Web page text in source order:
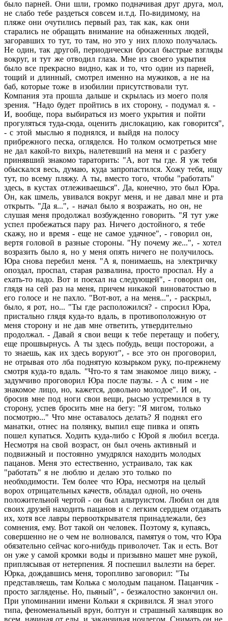
было парней. Они шли, громко подначивая друг друга, мол,
не слабо тебе раздеться совсем и.т.д. По-видимому, на
пляже они очутились первый раз, так как, как они
старались не обращать внимание на обнаженных людей,
загоравших то тут, то там, но это у них плохо получалась.
Не один, так другой, периодически бросал быстрые взгляды
вокруг, и тут же отводил глаза. Мне из своего укрытия
было все прекрасно видно, как и то, что один из парней,
тощий и длинный, смотрел именно на мужиков, а не на
баб, которые тоже в изобилии присутствовали тут.
Компания эта прошла дальше и скрылась из моего поля
зрения. "Надо будет пройтись в их сторону, - подумал я. -
И, вообще, пора выбираться из моего укрытия и пойти
прогуляться туда-сюда, оценить дислокацию, как говорится",
- с этой мыслью я поднялся, и выйдя на полосу
прибрежного песка, огляделся. Но толком осмотреться мне
не дал какой-то вихрь, налетевший на меня и с разбегу
принявший знакомо тараторить: "А, вот ты где. Я уж тебя
обыскался весь, думаю, куда запропастился. Хожу тебя, ищу
тут, по всему пляжу. А ты, вместо того, чтобы "работать"
здесь, в кустах отлеживаешься". Да, конечно, это был Юра.
Он, как шмель, увивался вокруг меня, и не давал мне и рта
открыть. "Да я...", - начал было я возражать, но он, не
слушая меня продолжал возбужденно говорить. "Я тут уже
успел пробежаться пару раз. Ничего достойного, я тебе
скажу, но и время - еще не самое удачное", - говорил он,
вертя головой в разные стороны. "Ну почему же...", - хотел
возразить было я, но у меня опять ничего не получилось.
Юра снова перебил меня. "А я, понимаешь, на электричку
опоздал, проспал, старая развалина, просто проспал. Ну а
ехать-то надо. Вот и поехал на следующей", - говорил он,
глядя на сей раз на меня, причем никакой виноватостью в
его голосе и не пахло. "Вот-вот, а на меня...", - раскрыл,
было, я рот, но... "Ты где расположился? - спросил Юра,
пристально глядя куда-то вдаль, в противоположную от
меня сторону и не дав мне ответить, утвердительно
продолжал. - Давай я свои вещи к тебе перетащу и побегу,
еще прошвырнусь. А ты здесь побудь, вещи посторожи, а
то знаешь, как их здесь воруют", - все это он проговорил,
не отрывая ото лба поднятую козырьком руку, по-прежнему
смотря куда-то вдаль. "Что-то я там знакомое лицо вижу, -
задумчиво проговорил Юра после паузы. - А с ним - не
знакомое лицо, но, кажется, довольно молодое". И он,
бросив мне под ноги свои вещи, рысью устремился в ту
сторону, успев бросить мне на бегу: "Я мигом, только
посмотрю..." Что мне оставалось делать? Я поднял его
манатки, отнес на полянку, выпил еще пивка и опять
пошел купаться. Ходить куда-либо с Юрой я любил всегда.
Несмотря на свой возраст, он был очень активный и
подвижный и постоянно умудрялся находить молодых
пацанов. Меня это естественно, устраивало, так как
"работать" я не люблю и делаю это только по
необходимости. Тем более что Юра, несмотря на целый
ворох отрицательных качеств, обладал одной, но очень
положительной чертой - он был альтруистом. Любил он для
своих друзей находить пацанов и с легким сердцем отдавать
их, хотя все лавры первооткрывателя принадлежали, без
сомнения, ему. Вот такой он человек. Поэтому я, купаясь,
совершенно не о чем не волновался, памятуя о том, что Юра
обязательно сейчас кого-нибудь приволочет. Так и есть. Вот
он уже у самой кромки воды и призывно машет мне рукой,
приплясывая от нетерпения. Я поспешил вылезти на берег.
Юрка, дождавшись меня, торопливо заговорил: "Ты
представляешь, там Колька с молодым пацаном. Пацанчик -
просто загляденье. Но, пьяный", - безжалостно закончил он.
При упоминании имени Кольки я скривился. Я знал этого
типа, феноменальный врун, болтун и страшный халявщик во
всем, начиная от еды, и заканчивая ночлегом. Снимать он не